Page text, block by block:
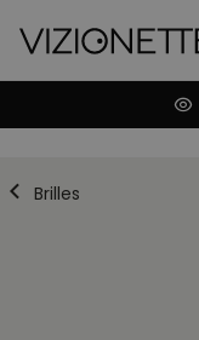
Brilles